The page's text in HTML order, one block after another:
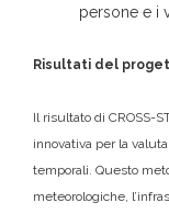
persone e i
Risultati del
Il risultato di CROSS-
innovativa per la
temporali. Questo
meteorologiche,